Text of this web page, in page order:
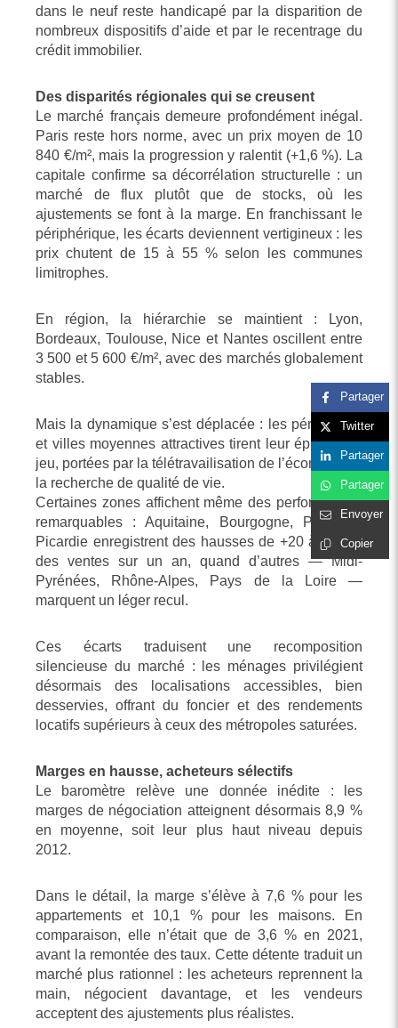
dans le neuf reste handicapé par la disparition de
nombreux dispositifs d’aide et par le recentrage du
crédit immobilier.
Des disparités régionales qui se creusent
Le marché français demeure profondément inégal.
Paris reste hors norme, avec un prix moyen de 10
840 €/m², mais la progression y ralentit (+1,6 %). La
capitale confirme sa décorrélation structurelle : un
marché de flux plutôt que de stocks, où les
ajustements se font à la marge. En franchissant le
périphérique, les écarts deviennent vertigineux : les
prix chutent de 15 à 55 % selon les communes
limitrophes.
En région, la hiérarchie se maintient : Lyon,
Bordeaux, Toulouse, Nice et Nantes oscillent entre
3 500 et 5 600 €/m², avec des marchés globalement
stables.
Mais la dynamique s’est déplacée : les périphéries
et villes moyennes attractives tirent leur épingle du
jeu, portées par la télétravailisation de l’économie et
la recherche de qualité de vie.
Certaines zones affichent même des performances
remarquables : Aquitaine, Bourgogne, PACA et
Picardie enregistrent des hausses de +20 à +25 %
des ventes sur un an, quand d’autres — Midi-
Pyrénées, Rhône-Alpes, Pays de la Loire —
marquent un léger recul.
Ces écarts traduisent une recomposition
silencieuse du marché : les ménages privilégient
désormais des localisations accessibles, bien
desservies, offrant du foncier et des rendements
locatifs supérieurs à ceux des métropoles saturées.
Marges en hausse, acheteurs sélectifs
Le baromètre relève une donnée inédite : les
marges de négociation atteignent désormais 8,9 %
en moyenne, soit leur plus haut niveau depuis
2012.
Dans le détail, la marge s’élève à 7,6 % pour les
appartements et 10,1 % pour les maisons. En
comparaison, elle n’était que de 3,6 % en 2021,
avant la remontée des taux. Cette détente traduit un
marché plus rationnel : les acheteurs reprennent la
main, négocient davantage, et les vendeurs
acceptent des ajustements plus réalistes.
Partager
Twitter
Partager
Partager
Envoyer
Copier